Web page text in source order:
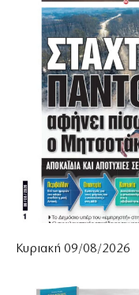
Κυριακή 09/08/2026